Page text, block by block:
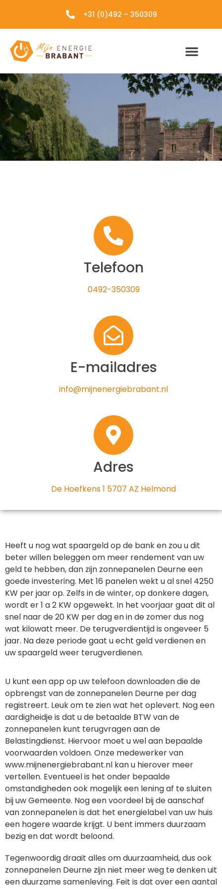
+31 (0)492 – 350309
Telefoon
0492-350309
E-mailadres
info@mijnenergiebrabant.nl
Adres
De Hoefkens 1 5707 AZ Helmond
Heeft u nog wat spaargeld op de bank en zou u dit
beter willen beleggen om meer rendement van uw
geld te hebben, dan zijn zonnepanelen Deurne een
goede investering. Met 16 panelen wekt u al snel 4250
KW per jaar op. Zelfs in de winter, op donkere dagen,
wordt er 1 a 2 KW opgewekt. In het voorjaar gaat dit al
snel naar de 20 KW per dag en in de zomer dus nog
wat kilowatt meer. De terugverdientijd is ongeveer 5
jaar. Na deze periode gaat u echt geld verdienen en
uw spaargeld weer terugverdienen.
U kunt een app op uw telefoon downloaden die de
opbrengst van de zonnepanelen Deurne per dag
registreert. Leuk om te zien wat het oplevert. Nog een
aardigheidje is dat u de betaalde BTW van de
zonnepanelen kunt terugvragen aan de
Belastingdienst. Hiervoor moet u wel aan bepaalde
voorwaarden voldoen. Onze medewerker van
www.mijnenergiebrabant.nl kan u hierover meer
vertellen. Eventueel is het onder bepaalde
omstandigheden ook mogelijk een lening af te sluiten
bij uw Gemeente. Nog een voordeel bij de aanschaf
van zonnepanelen is dat het energielabel van uw huis
een hogere waarde krijgt. U bent immers duurzaam
bezig en dat wordt beloond.
Tegenwoordig draait alles om duurzaamheid, dus ook
zonnepanelen Deurne zijn niet meer weg te denken uit
een duurzame samenleving. Feit is dat over een aantal